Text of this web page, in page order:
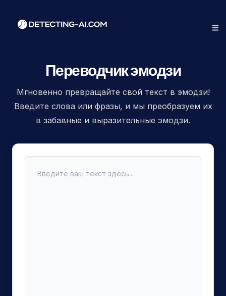
Переводчик эмодзи
Мгновенно превращайте свой текст в эмодзи!
Введите слова или фразы, и мы преобразуем их
в забавные и выразительные эмодзи.